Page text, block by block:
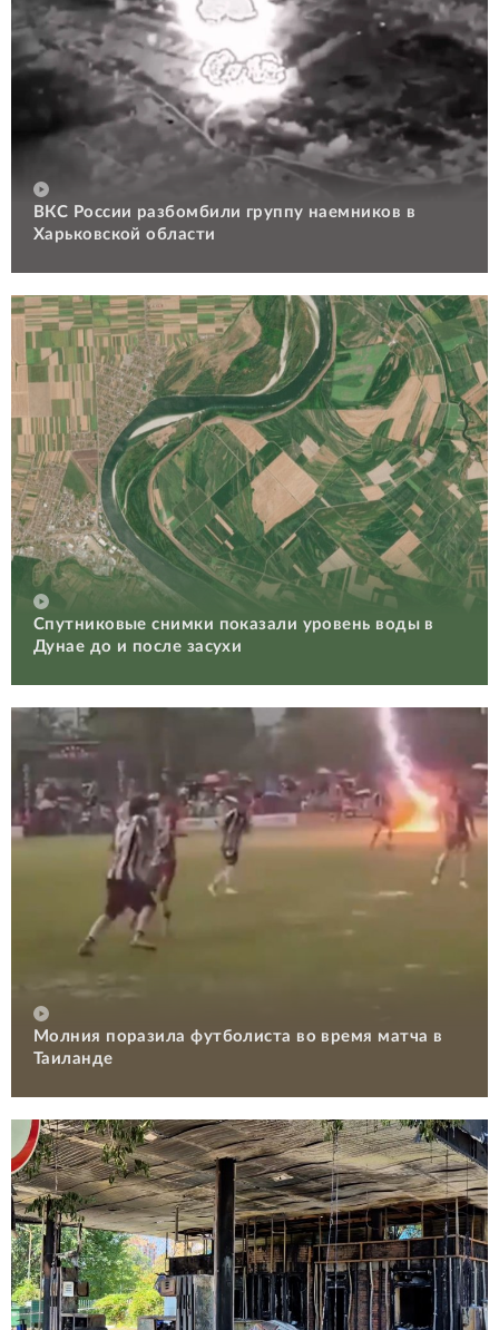
ВКС России разбомбили группу наемников в
Харьковской области
Спутниковые снимки показали уровень воды в
Дунае до и после засухи
Молния поразила футболиста во время матча в
Таиланде